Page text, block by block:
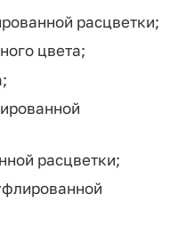
расцветки;
цвета;
расцветки;